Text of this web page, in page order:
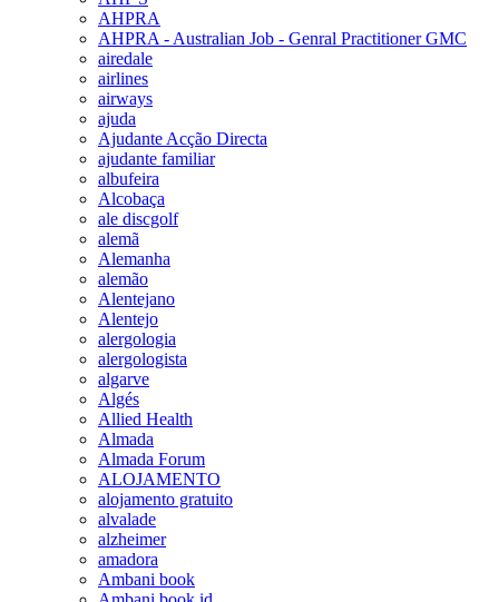
AHPRA
AHPRA - Australian Job - Genral Practitioner GMC
airedale
airlines
airways
ajuda
Ajudante Acção Directa
ajudante familiar
albufeira
Alcobaça
ale discgolf
alemã
Alemanha
alemão
Alentejano
Alentejo
alergologia
alergologista
algarve
Algés
Allied Health
Almada
Almada Forum
ALOJAMENTO
alojamento gratuito
alvalade
alzheimer
amadora
Ambani book